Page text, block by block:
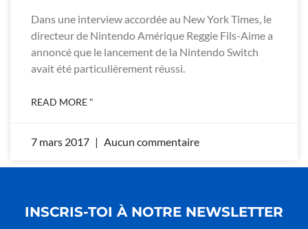
Dans une interview accordée au New York Times, le
directeur de Nintendo Amérique Reggie Fils-Aime a
annoncé que le lancement de la Nintendo Switch
avait été particulièrement réussi.
READ MORE "
7 mars 2017 Aucun commentaire
INSCRIS-TOI À NOTRE NEWSLETTER